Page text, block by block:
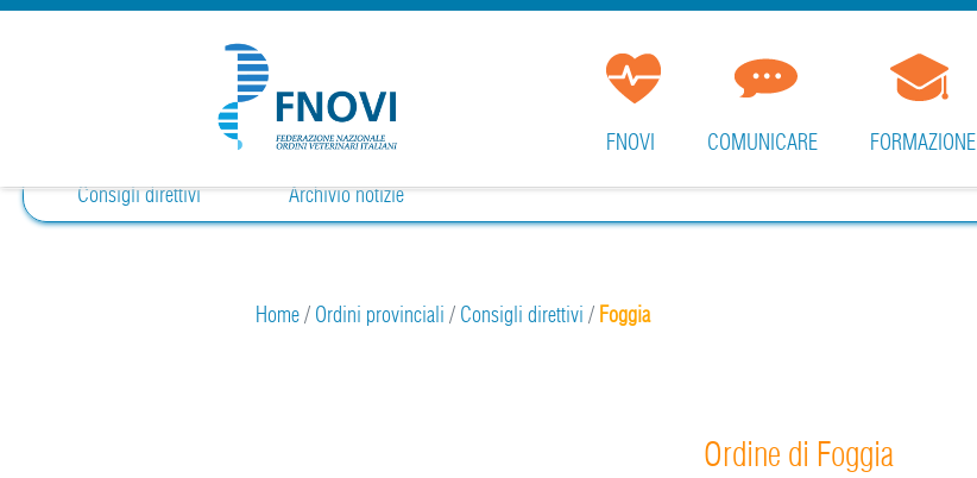
FNOVI COMUNICARE FORMAZIONE
Consigli direttivi
Archivio notizie
Home/ Ordini provinciali / Consigli direttivi / Foggia
Ordine di Foggia